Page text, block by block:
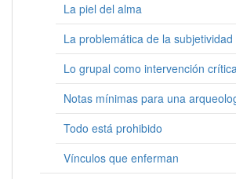
La piel del alma
La problemática de la subjetividad
Lo grupal como intervención
Notas mínimas para una
Todo está prohibido
Vínculos que enferman